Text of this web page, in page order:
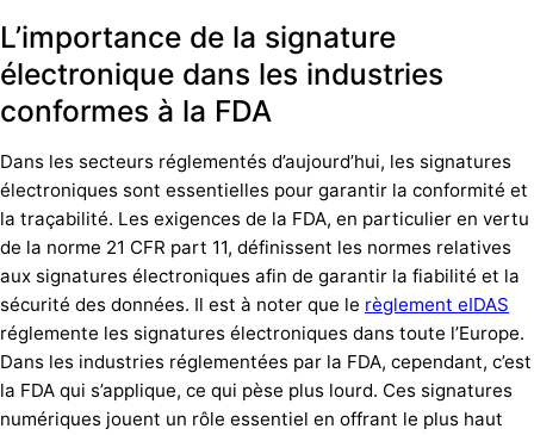
L’importance de la signature
électronique dans les industries
conformes à la FDA
Dans les secteurs réglementés d’aujourd’hui, les signatures
électroniques sont essentielles pour garantir la conformité et
la traçabilité. Les exigences de la FDA, en particulier en vertu
de la norme 21 CFR part 11, définissent les normes relatives
aux signatures électroniques afin de garantir la fiabilité et la
sécurité des données. Il est à noter que le règlement eIDAS
réglemente les signatures électroniques dans toute l’Europe.
Dans les industries réglementées par la FDA, cependant, c’est
la FDA qui s’applique, ce qui pèse plus lourd. Ces signatures
numériques jouent un rôle essentiel en offrant le plus haut